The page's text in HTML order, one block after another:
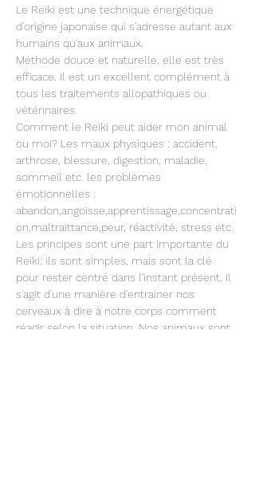
Le Reiki est une technique énergétique
d'origine japonaise qui s'adresse autant aux
humains qu'aux animaux.
Méthode douce et naturelle, elle est très
efficace. Il est un excellent complément à
tous les traitements allopathiques ou
vétérinaires.
Comment le Reiki peut aider mon animal
ou moi? Les maux physiques : accident,
arthrose, blessure, digestion, maladie,
sommeil etc. les problèmes
émotionnelles :
abandon,angoisse,apprentissage,concentrati
on,maltraittance,peur, réactivité, stress etc.
Les principes sont une part importante du
Reiki: ils sont simples, mais sont la clé
pour rester centré dans l'instant présent. Il
s'agit d'une manière d'entrainer nos
cerveaux à dire à notre corps comment
réagir selon la situation. Nos animaux sont